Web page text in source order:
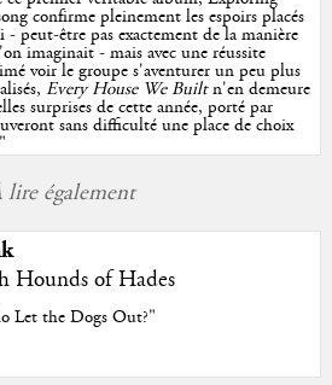
confirme pleinement les espoirs placés
- peut-être pas exactement de la manière
imaginait - mais avec une réussite
voir le groupe s'aventurer un peu plus
Every House We Builtn'en demeure
surprises de cette année, porté par
sans difficulté une place de choix
"
lire également
Hounds of Hades
Let the Dogs Out?"